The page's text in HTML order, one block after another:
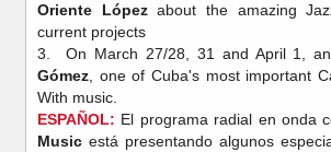
Oriente Lópezabout the amazing
current projects
3. On March 27/28, 31 and April 1,
Gómez, one of Cuba's most important
With music.
ESPAÑOL: El programa radial en onda
Music está presentando algunos